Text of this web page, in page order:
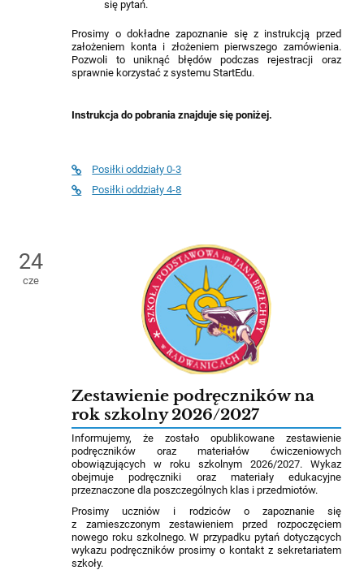
się pytań.
Prosimy o dokładne zapoznanie się z instrukcją przed
założeniem konta i złożeniem pierwszego zamówienia.
Pozwoli to uniknąć błędów podczas rejestracji oraz
sprawnie korzystać z systemu StartEdu.
Instrukcja do pobrania znajduje się poniżej.
Posiłki oddziały 0-3
Posiłki oddziały 4-8
24
cze
Zestawienie podręczników na
rok szkolny 2026/2027
Informujemy, że zostało opublikowane zestawienie
podręczników oraz materiałów ćwiczeniowych
obowiązujących w roku szkolnym 2026/2027. Wykaz
obejmuje podręczniki oraz materiały edukacyjne
przeznaczone dla poszczególnych klas i przedmiotów.
Prosimy uczniów i rodziców o zapoznanie się
z zamieszczonym zestawieniem przed rozpoczęciem
nowego roku szkolnego. W przypadku pytań dotyczących
wykazu podręczników prosimy o kontakt z sekretariatem
szkoły.